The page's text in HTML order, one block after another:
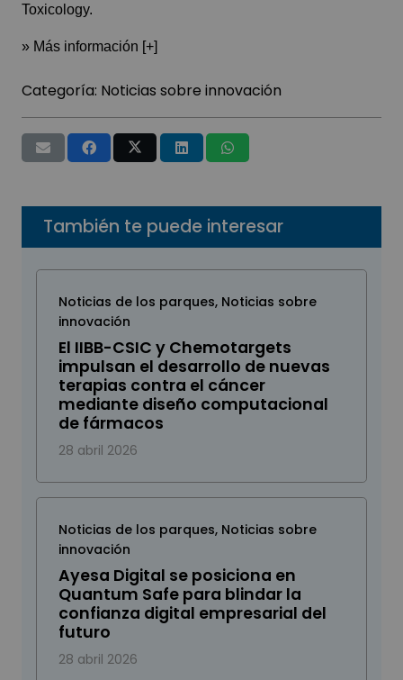
Toxicology.
» Más información [+]
Categoría: Noticias sobre innovación
También te puede interesar
Noticias de los parques, Noticias sobre
innovación
El IIBB-CSIC y Chemotargets
impulsan el desarrollo de nuevas
terapias contra el cáncer
mediante diseño computacional
de fármacos
28 abril 2026
Noticias de los parques, Noticias sobre
innovación
Ayesa Digital se posiciona en
Quantum Safe para blindar la
confianza digital empresarial del
futuro
28 abril 2026